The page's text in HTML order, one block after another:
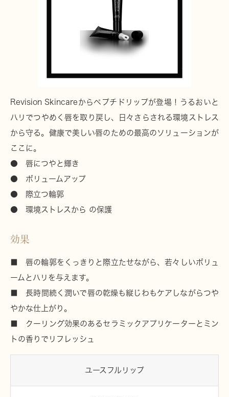
Revision Skincareからペプチドリップが登場！うるおいと
ハリでつやめく唇を取り戻し、日々さらされる環境ストレス
から守る。健康で美しい唇のための最高のソリューションが
ここに。
● 唇につやと輝き
● ボリュームアップ
● 際立つ輪郭
● 環境ストレスから の保護
効果
■ 唇の輪郭をくっきりと際立たせながら、若々しいボリュ
ームとハリを与えます。
■ 長時間続く潤いで唇の乾燥も縦じわもケアしながらつや
やかな仕上がり。
■ クーリング効果のあるセラミックアプリケーターとミン
トの香りでリフレッシュ
ユースフルリップ